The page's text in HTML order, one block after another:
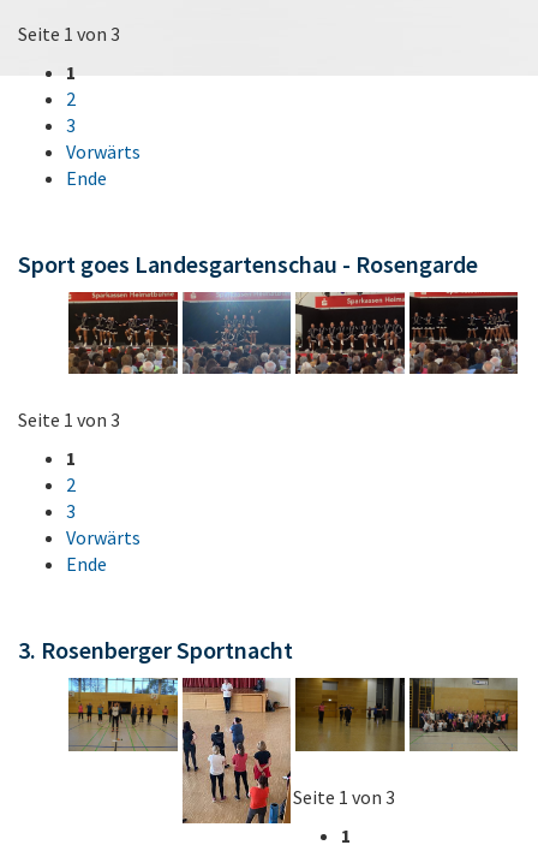
Seite 1 von 3
1
2
3
Vorwärts
Ende
Sport goes Landesgartenschau - Rosengarde
Seite 1 von 3
1
2
3
Vorwärts
Ende
3. Rosenberger Sportnacht
Seite 1 von 3
1